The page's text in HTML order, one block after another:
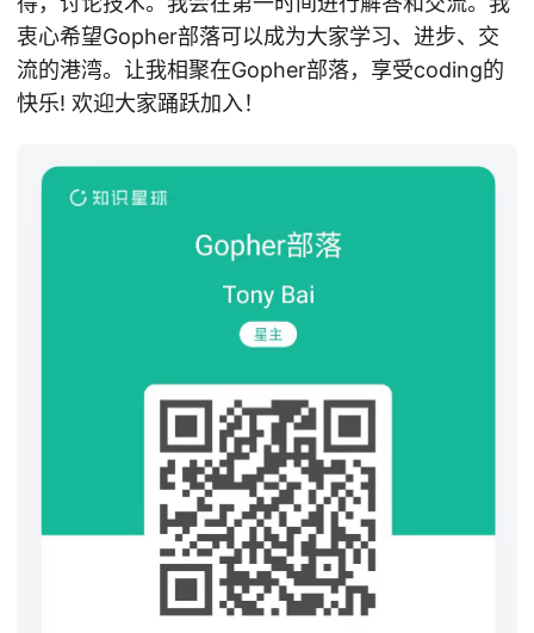
衷心希望Gopher部落可以成为大家学习、进步、交
流的港湾。让我相聚在Gopher部落，享受coding的
快乐! 欢迎大家踊跃加入！